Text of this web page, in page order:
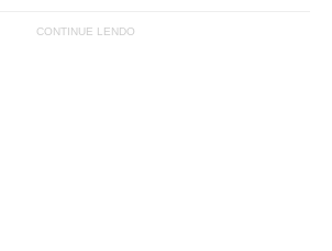
CONTINUE LENDO